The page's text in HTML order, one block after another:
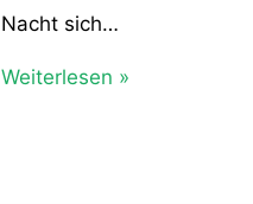
Nacht sich…
Weiterlesen »